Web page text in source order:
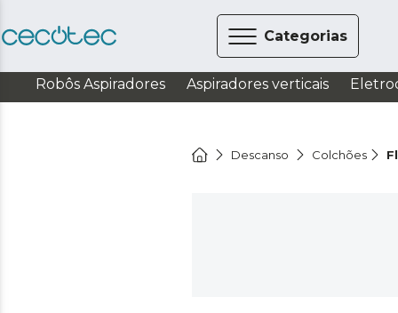
Categorias
Robôs Aspiradores Aspiradores verticais
Descanso Colchões